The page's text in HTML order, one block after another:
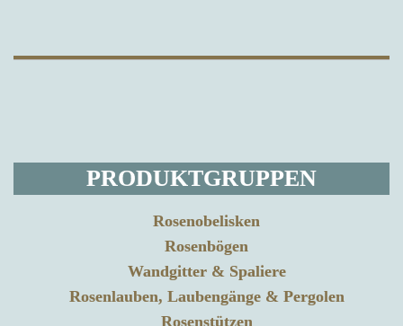
PRODUKTGRUPPEN
Rosenobelisken
Rosenbögen
Wandgitter & Spaliere
Rosenlauben, Laubengänge & Pergolen
Rosenstützen